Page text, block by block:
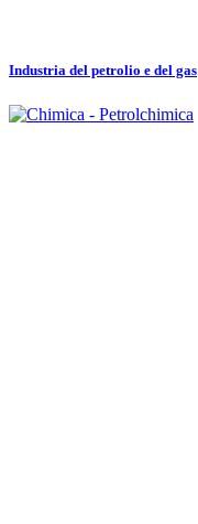
Industria del petrolio e del gas